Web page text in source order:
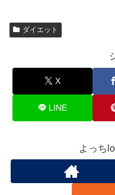
ダイエット
X
LINE
よっち